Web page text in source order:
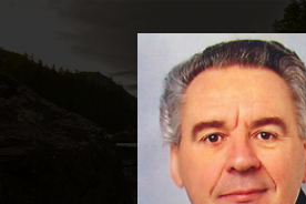
contenu